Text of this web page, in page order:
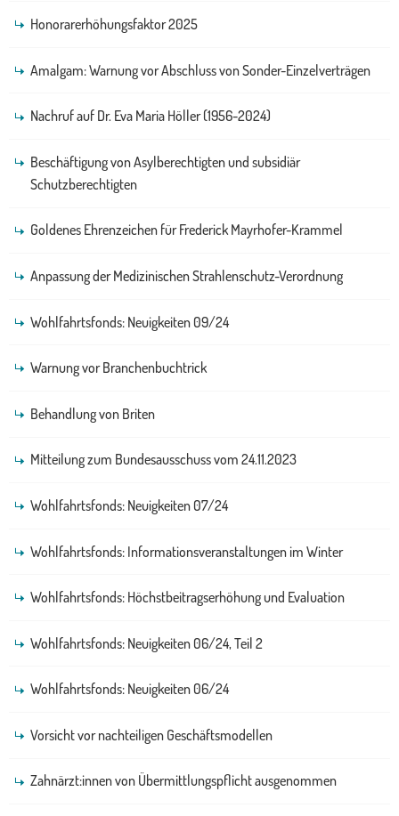
Honorarerhöhungsfaktor 2025
Amalgam: Warnung vor Abschluss von Sonder-Einzelverträgen
Nachruf auf Dr. Eva Maria Höller (1956-2024)
Beschäftigung von Asylberechtigten und subsidiär
Schutzberechtigten
Goldenes Ehrenzeichen für Frederick Mayrhofer-Krammel
Anpassung der Medizinischen Strahlenschutz-Verordnung
Wohlfahrtsfonds: Neuigkeiten 09/24
Warnung vor Branchenbuchtrick
Behandlung von Briten
Mitteilung zum Bundesausschuss vom 24.11.2023
Wohlfahrtsfonds: Neuigkeiten 07/24
Wohlfahrtsfonds: Informationsveranstaltungen im Winter
Wohlfahrtsfonds: Höchstbeitragserhöhung und Evaluation
Wohlfahrtsfonds: Neuigkeiten 06/24, Teil 2
Wohlfahrtsfonds: Neuigkeiten 06/24
Vorsicht vor nachteiligen Geschäftsmodellen
Zahnärzt:innen von Übermittlungspflicht ausgenommen